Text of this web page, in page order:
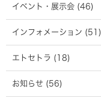
イベント・展示会 (46)
インフォメーション (51)
エトセトラ (18)
お知らせ (56)